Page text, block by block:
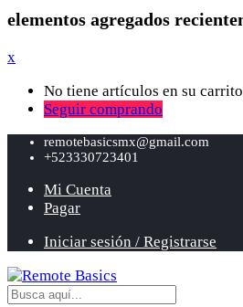
elementos agregados
x
No tiene artículos en su
Seguir comprando
remotebasicsmx@gmail.com
+523330723401
Mi Cuenta
Pagar
Iniciar sesión / Registrarse